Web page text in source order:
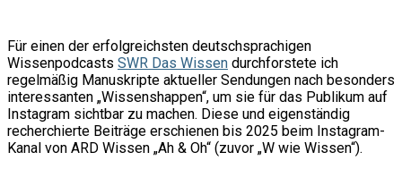
Für einen der erfolgreichsten deutschsprachigen
Wissenpodcasts SWR Das Wissen durchforstete ich
regelmäßig Manuskripte aktueller Sendungen nach besonders
interessanten „Wissenshappen“, um sie für das Publikum auf
Instagram sichtbar zu machen. Diese und eigenständig
recherchierte Beiträge erschienen bis 2025 beim Instagram-
Kanal von ARD Wissen „Ah & Oh“ (zuvor „W wie Wissen“).